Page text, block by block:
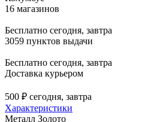
16 магазинов
Бесплатно сегодня, завтра
3059 пунктов выдачи
Бесплатно сегодня, завтра
Доставка курьером
500 ₽ сегодня, завтра
Характеристики
Металл Золото